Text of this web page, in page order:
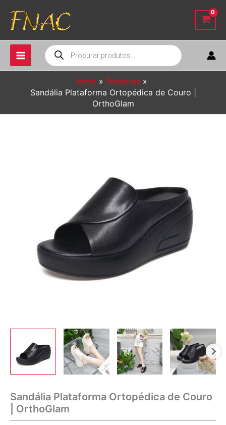
para
conteúdo
Pesquisar
produtos
Início
Produtos
Sandália Plataforma Ortopédica de Couro |
OrthoGlam
Sandália Plataforma Ortopédica de Couro
| OrthoGlam